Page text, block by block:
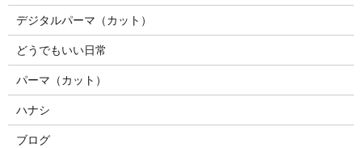
デジタルパーマ（カット）
どうでもいい日常
パーマ（カット）
ハナシ
ブログ